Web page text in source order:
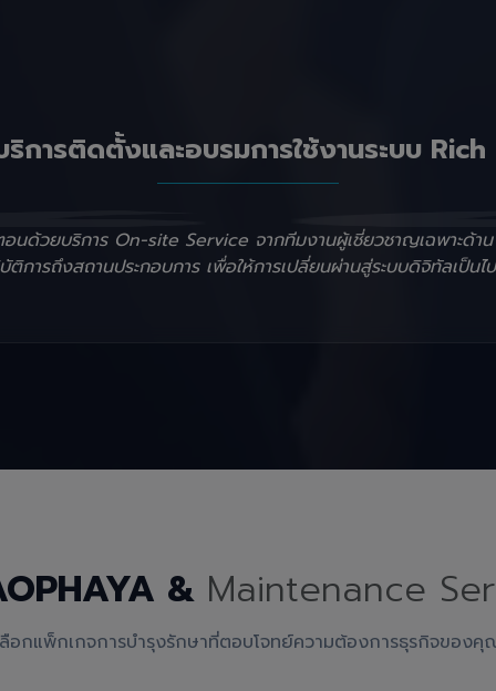
ริการติดตั้งและอบรมการใช้งานระบบ Rich
อนด้วยบริการ On-site Service จากทีมงานผู้เชี่ยวชาญเฉพาะด้า
การถึงสถานประกอบการ เพื่อให้การเปลี่ยนผ่านสู่ระบบดิจิทัลเป็นไ
& Maintenance
อกแพ็กเกจการบำรุงรักษาที่ตอบโจทย์ความต้องการธุรกิจของ